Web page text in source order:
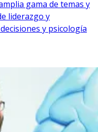
gama de temas y
liderazgo y
y psicología